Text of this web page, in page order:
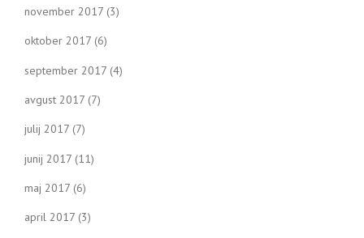
november 2017 (3)
oktober 2017 (6)
september 2017 (4)
avgust 2017 (7)
julij 2017 (7)
junij 2017 (11)
maj 2017 (6)
april 2017 (3)